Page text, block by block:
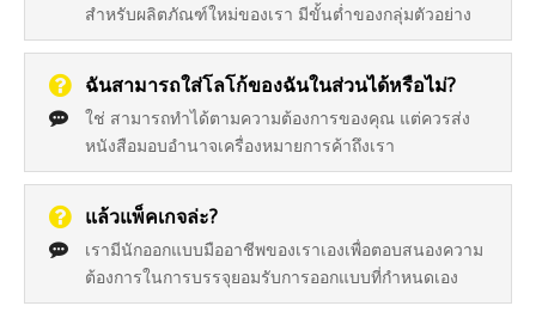
สำหรับผลิตภัณฑ์ใหม่ของเรา มีขั้นต่ำของกลุ่มตัวอย่าง
ฉันสามารถใส่โลโก้ของฉันในส่วนได้หรือไม่?
ใช่ สามารถทำได้ตามความต้องการของคุณ แต่ควรส่ง
หนังสือมอบอำนาจเครื่องหมายการค้าถึงเรา
แล้วแพ็คเกจล่ะ?
เรามีนักออกแบบมืออาชีพของเราเองเพื่อตอบสนองความ
ต้องการในการบรรจุยอมรับการออกแบบที่กำหนดเอง